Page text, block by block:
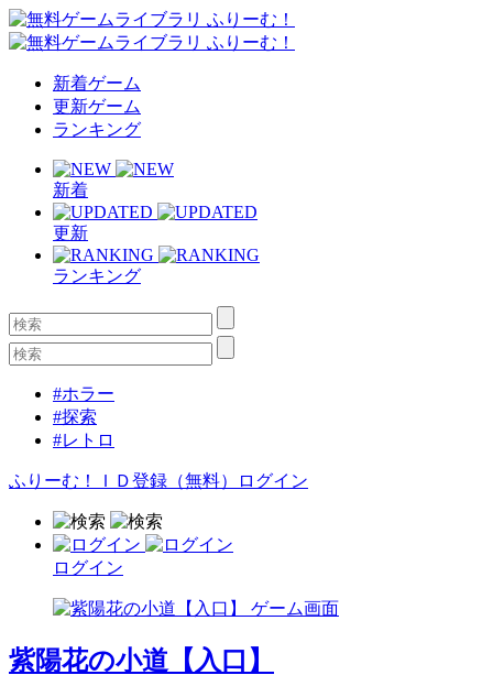
新着ゲーム
更新ゲーム
ランキング
新着
更新
ランキング
#ホラー
#探索
#レトロ
ふりーむ！ＩＤ登録（無料） ログイン
ログイン
紫陽花の小道【入口】